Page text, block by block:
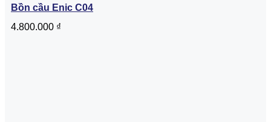
Bồn cầu Enic C04
4.800.000 ₫